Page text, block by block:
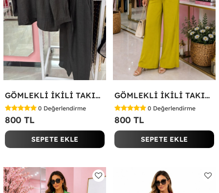
GÖMLEKLİ İKİLİ TAKIM Siyah
0 Değerlendirme
800 TL
SEPETE EKLE
GÖMLEKLİ İKİLİ TAKIM Yağ Yeşili
0 Değerlendirme
800 TL
SEPETE EKLE